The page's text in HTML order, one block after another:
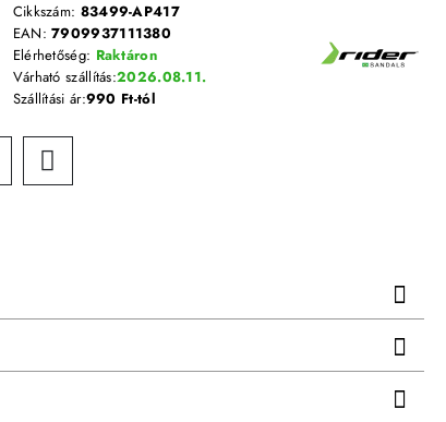
Cikkszám: 83499-AP417
EAN:7909937111380
Elérhetőség: Raktáron
Várható szállítás:2026.08.11.
Szállítási ár:990 Ft-tól